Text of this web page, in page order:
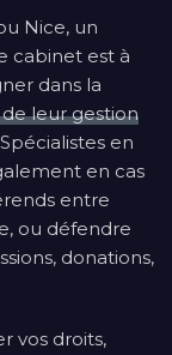
Nice, un
cabinet est à
dans la
leur gestion
en
en cas
entre
ou défendre
donations,
vos droits,